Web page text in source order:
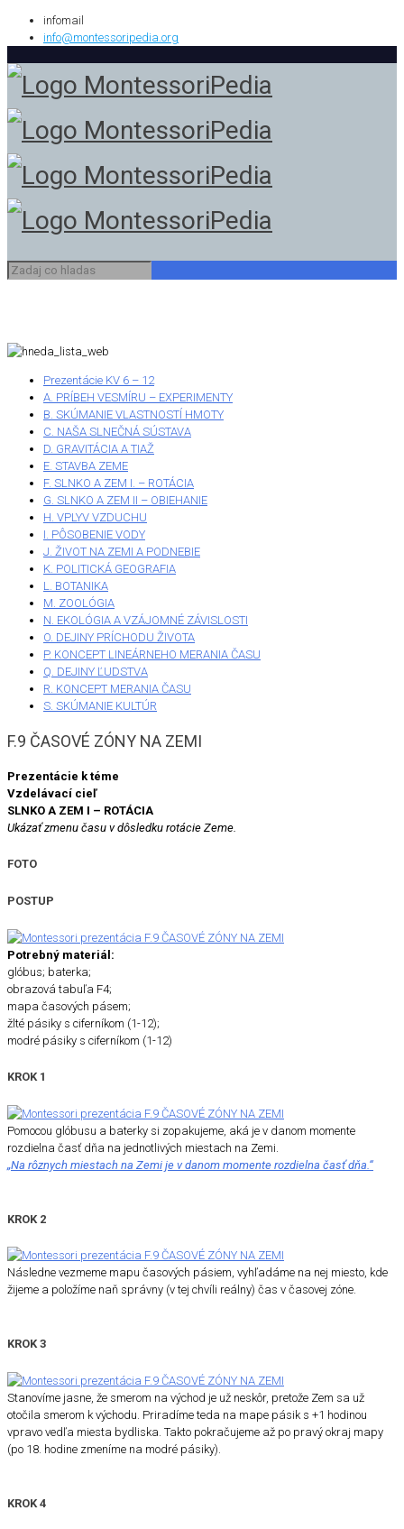
infomail
info@montessoripedia.org
Prezentácie KV 6 – 12
A. PRÍBEH VESMÍRU – EXPERIMENTY
B. SKÚMANIE VLASTNOSTÍ HMOTY
C. NAŠA SLNEČNÁ SÚSTAVA
D. GRAVITÁCIA A TIAŽ
E. STAVBA ZEME
F. SLNKO A ZEM I. – ROTÁCIA
G. SLNKO A ZEM II – OBIEHANIE
H. VPLYV VZDUCHU
I. PÔSOBENIE VODY
J. ŽIVOT NA ZEMI A PODNEBIE
K. POLITICKÁ GEOGRAFIA
L. BOTANIKA
M. ZOOLÓGIA
N. EKOLÓGIA A VZÁJOMNÉ ZÁVISLOSTI
O. DEJINY PRÍCHODU ŽIVOTA
P. KONCEPT LINEÁRNEHO MERANIA ČASU
Q. DEJINY ĽUDSTVA
R. KONCEPT MERANIA ČASU
S. SKÚMANIE KULTÚR
F.9 ČASOVÉ ZÓNY NA ZEMI
Prezentácie k téme
Vzdelávací cieľ
SLNKO A ZEM I – ROTÁCIA
Ukázať zmenu času v dôsledku rotácie Zeme.
FOTO
POSTUP
Potrebný materiál:
glóbus; baterka;
obrazová tabuľa F4;
mapa časových pásem;
žlté pásiky s ciferníkom (1-12);
modré pásiky s ciferníkom (1-12)
KROK 1
Pomocou glóbusu a baterky si zopakujeme, aká je v danom momente
rozdielna časť dňa na jednotlivých miestach na Zemi.
„Na rôznych miestach na Zemi je v danom momente rozdielna časť dňa.“
KROK 2
Následne vezmeme mapu časových pásiem, vyhľadáme na nej miesto, kde
žijeme a položíme naň správny (v tej chvíli reálny) čas v časovej zóne.
KROK 3
Stanovíme jasne, že smerom na východ je už neskôr, pretože Zem sa už
otočila smerom k východu. Priradíme teda na mape pásik s +1 hodinou
vpravo vedľa miesta bydliska. Takto pokračujeme až po pravý okraj mapy
(po 18. hodine zmeníme na modré pásiky).
KROK 4